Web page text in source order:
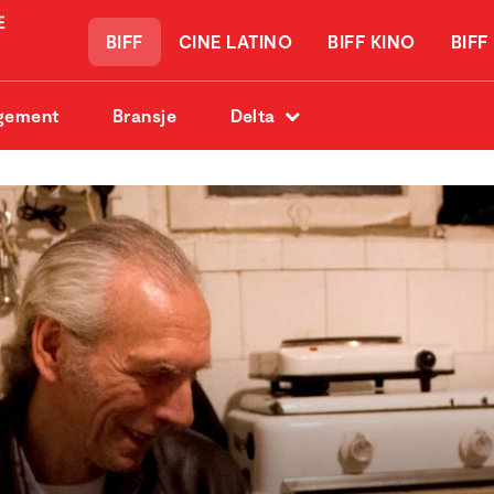
BIFF CINE LATINO BIFF KINO BIFF
Bransje Delta